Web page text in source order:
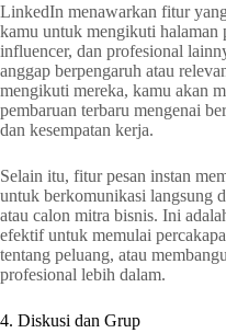
LinkedIn menawarkan fitur
kamu untuk mengikuti halaman
influencer, dan profesional
anggap berpengaruh atau
mengikuti mereka, kamu akan
pembaruan terbaru mengenai
dan kesempatan kerja.
Selain itu, fitur pesan instan
untuk berkomunikasi langsung
atau calon mitra bisnis. Ini
efektif untuk memulai
tentang peluang, atau
profesional lebih dalam.
4. Diskusi dan Grup